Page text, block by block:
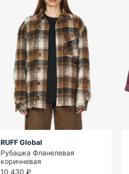
RUFF Global
Рубашка Фланелевая
коричневая
10 430 ₽